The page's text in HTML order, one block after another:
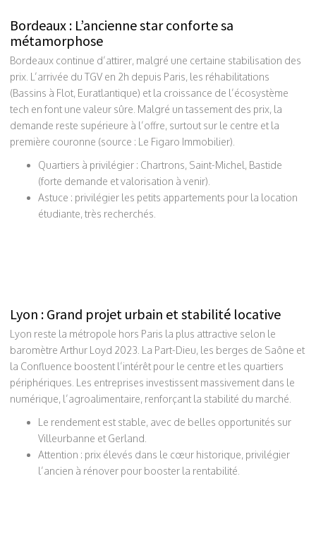
Bordeaux : L’ancienne star conforte sa
métamorphose
Bordeaux continue d’attirer, malgré une certaine stabilisation des
prix. L’arrivée du TGV en 2h depuis Paris, les réhabilitations
(Bassins à Flot, Euratlantique) et la croissance de l’écosystème
tech en font une valeur sûre. Malgré un tassement des prix, la
demande reste supérieure à l’offre, surtout sur le centre et la
première couronne (source : Le Figaro Immobilier).
Quartiers à privilégier : Chartrons, Saint-Michel, Bastide
(forte demande et valorisation à venir).
Astuce : privilégier les petits appartements pour la location
étudiante, très recherchés.
Lyon : Grand projet urbain et stabilité locative
Lyon reste la métropole hors Paris la plus attractive selon le
baromètre Arthur Loyd 2023. La Part-Dieu, les berges de Saône et
la Confluence boostent l’intérêt pour le centre et les quartiers
périphériques. Les entreprises investissent massivement dans le
numérique, l’agroalimentaire, renforçant la stabilité du marché.
Le rendement est stable, avec de belles opportunités sur
Villeurbanne et Gerland.
Attention : prix élevés dans le cœur historique, privilégier
l’ancien à rénover pour booster la rentabilité.